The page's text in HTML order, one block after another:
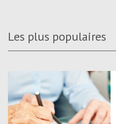
Les plus populaires